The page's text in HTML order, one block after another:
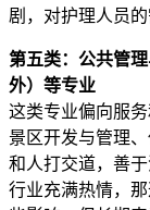
剧，对护理人员
第五类：公共管
外）等专业
这类专业偏向服
景区开发与管理
和人打交道，善
行业充满热情，